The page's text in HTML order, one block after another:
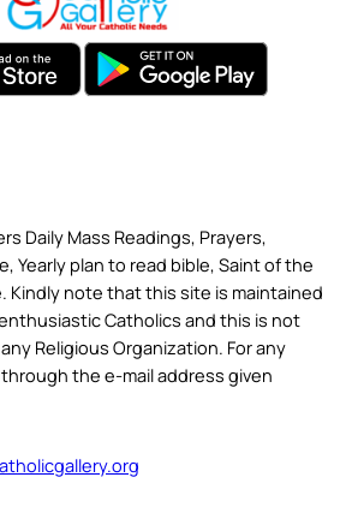
Daily Mass Readings, Prayers,
Yearly plan to read bible, Saint of the
Kindly note that this site is maintained
Catholics and this is not
Religious Organization. For any
the e-mail address given